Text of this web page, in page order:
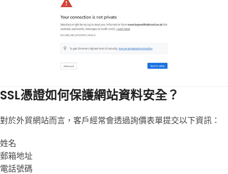
SSL憑證如何保護網站資料安全？
對於外貿網站而言，客戶經常會透過詢價表單提交以下資訊：
姓名
郵箱地址
電話號碼